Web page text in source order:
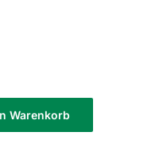
Warenkorb